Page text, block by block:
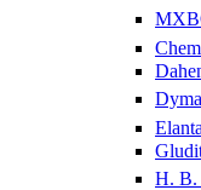
H. B.